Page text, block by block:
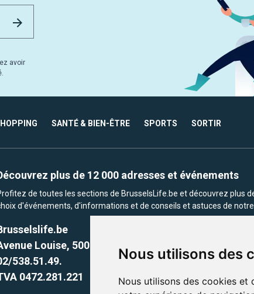
Nous utilisons des
Nous utilisons des cookies et
avoir
SANTÉ & BIEN-ÊTRE SPORTS SORTIR
plus de 12 000 adresses et événements
de toutes les sections de BrusselsLife.be et découvrez plus
d'événements, d'informations et de conseils et astuces de notre
Louise, 500 -1050 Ixelles, Brussels,
538.51.49.
0472.281.221